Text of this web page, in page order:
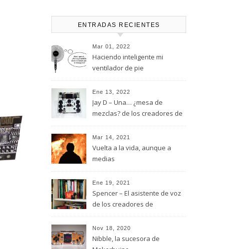
ENTRADAS RECIENTES
Mar 01, 2022
Haciendo inteligente mi
ventilador de pie
Ene 13, 2022
Jay D – Una… ¿mesa de
mezclas? de los creadores de
Mar 14, 2021
Vuelta a la vida, aunque a
medias
Ene 19, 2021
Spencer – El asistente de voz
de los creadores de
Nov 18, 2020
Nibble, la sucesora de